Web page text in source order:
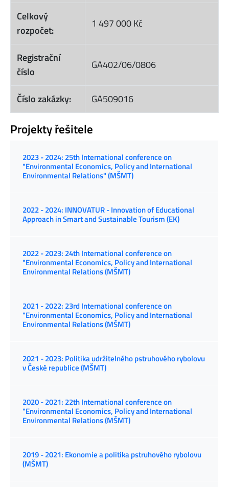
Celkový
rozpočet:
1 497 000 Kč
Registrační
číslo
GA402/06/0806
Číslo zakázky: GA509016
Projekty řešitele
2023 - 2024: 25th International conference on
"Environmental Economics, Policy and International
Environmental Relations" (MŠMT)
2022 - 2024: INNOVATUR - Innovation of Educational
Approach in Smart and Sustainable Tourism (EK)
2022 - 2023: 24th International conference on
"Environmental Economics, Policy and International
Environmental Relations (MŠMT)
2021 - 2022: 23rd International conference on
"Environmental Economics, Policy and International
Environmental Relations (MŠMT)
2021 - 2023: Politika udržitelného pstruhového rybolovu
v České republice (MŠMT)
2020 - 2021: 22th International conference on
"Environmental Economics, Policy and International
Environmental Relations (MŠMT)
2019 - 2021: Ekonomie a politika pstruhového rybolovu
(MŠMT)